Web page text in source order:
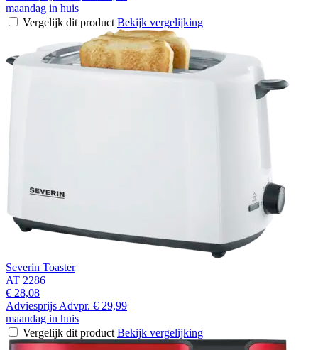
maandag in huis
Vergelijk dit product Bekijk vergelijking
Severin Toaster
AT 2286
€ 28,08
Adviesprijs Advpr. € 29,99
maandag in huis
Vergelijk dit product Bekijk vergelijking